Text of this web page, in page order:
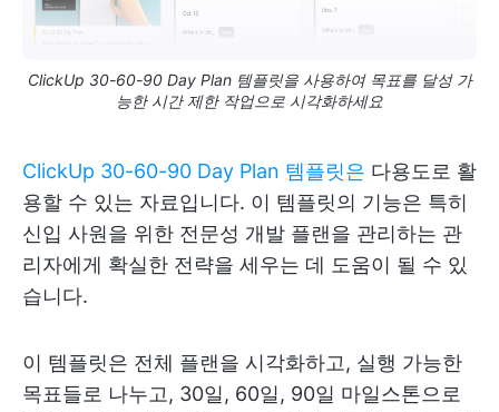
ClickUp 30-60-90 Day Plan 템플릿을 사용하여 목표를 달성 가
능한 시간 제한 작업으로 시각화하세요
ClickUp 30-60-90 Day Plan 템플릿은 다용도로 활
용할 수 있는 자료입니다. 이 템플릿의 기능은 특히
신입 사원을 위한 전문성 개발 플랜을 관리하는 관
리자에게 확실한 전략을 세우는 데 도움이 될 수 있
습니다.
이 템플릿은 전체 플랜을 시각화하고, 실행 가능한
목표들로 나누고, 30일, 60일, 90일 마일스톤으로